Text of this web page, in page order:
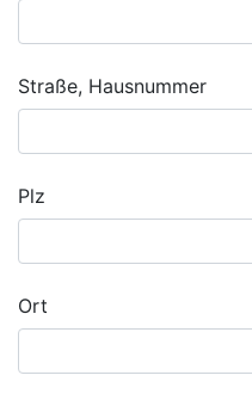
Straße, Hausnummer
Plz
Ort